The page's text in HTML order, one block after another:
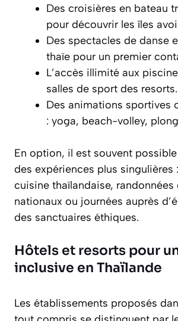
Des croisières en bateau
pour découvrir les îles
Des spectacles de danse
thaïe pour un premier
L’accès illimité aux
salles de sport des resorts.
Des animations sportives
: yoga, beach-volley,
En option, il est souvent
des expériences plus singulières
cuisine thaïlandaise, randonnées
nationaux ou journées auprès
des sanctuaires éthiques.
Hôtels et resorts pour
inclusive en Thaïlande
Les établissements proposés